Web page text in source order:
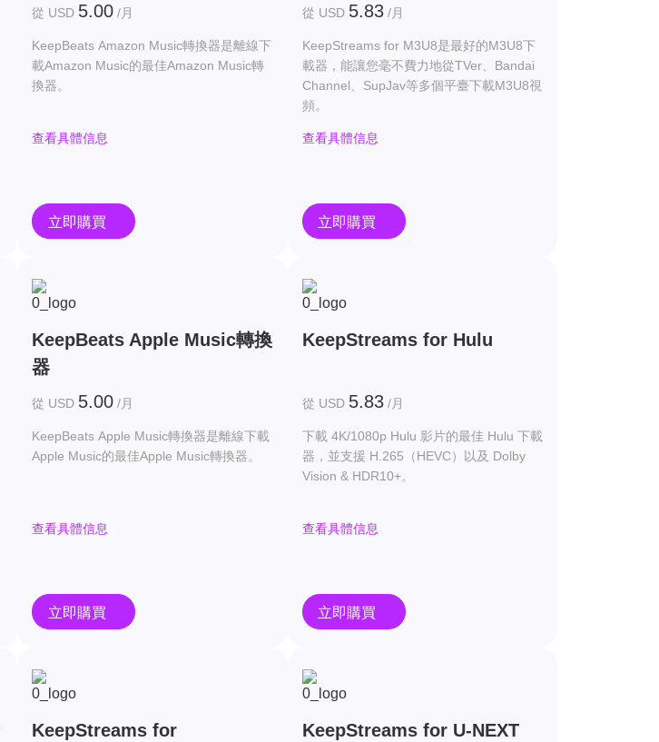
從 USD 5.00 /月
KeepBeats Amazon Music轉換器是離線下
載Amazon Music的最佳Amazon Music轉
換器。
查看具體信息
立即購買
從 USD 5.83 /月
KeepStreams for M3U8是最好的M3U8下
載器，能讓您毫不費力地從TVer、Bandai
Channel、SupJav等多個平臺下載M3U8視
頻。
查看具體信息
立即購買
KeepBeats Apple Music轉換
器
從 USD 5.00 /月
KeepBeats Apple Music轉換器是離線下載
Apple Music的最佳Apple Music轉換器。
查看具體信息
立即購買
KeepStreams for Hulu
從 USD 5.83 /月
下載 4K/1080p Hulu 影片的最佳 Hulu 下載
器，並支援 H.265（HEVC）以及 Dolby
Vision & HDR10+。
查看具體信息
立即購買
KeepStreams for
KeepStreams for U-NEXT